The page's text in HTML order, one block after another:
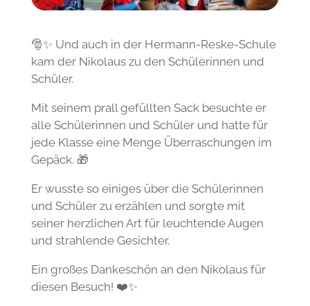
🎅✨ Und auch in der Hermann-Reske-Schule
kam der Nikolaus zu den Schülerinnen und
Schüler.
Mit seinem prall gefüllten Sack besuchte er
alle Schülerinnen und Schüler und hatte für
jede Klasse eine Menge Überraschungen im
Gepäck. 🎁
Er wusste so einiges über die Schülerinnen
und Schüler zu erzählen und sorgte mit
seiner herzlichen Art für leuchtende Augen
und strahlende Gesichter.
Ein großes Dankeschön an den Nikolaus für
diesen Besuch! ❤️✨